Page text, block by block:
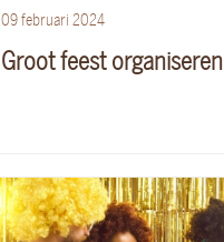
09 februari 2024
Groot feest organiseren